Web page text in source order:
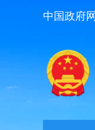
中国政府网